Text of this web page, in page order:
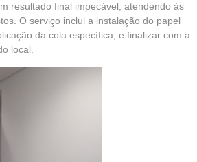
resultado final impecável, atendendo às
O serviço inclui a instalação do papel
da cola específica, e finalizar com a
local.